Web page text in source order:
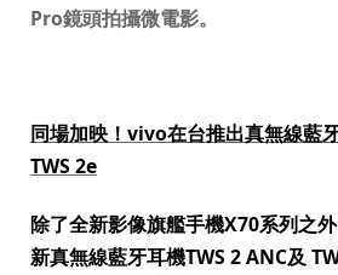
Pro鏡頭拍攝微電影。
同場加映！ vivo在台推出真無線藍
TWS 2e
除了全新影像旗艦手機X70系列之外
新真無線藍牙耳機TWS 2 ANC及